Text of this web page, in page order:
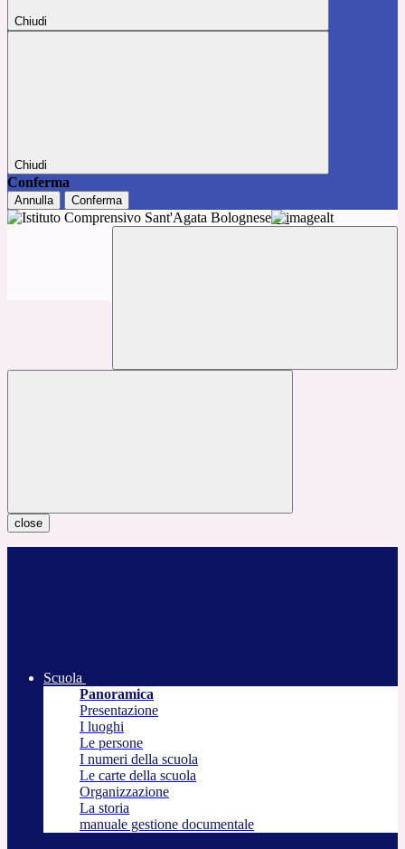
Chiudi
Chiudi
Conferma
Annulla Conferma
close
Scuola
Panoramica
Presentazione
I luoghi
Le persone
I numeri della scuola
Le carte della scuola
Organizzazione
La storia
manuale gestione documentale